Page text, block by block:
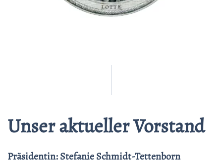
Unser aktueller Vorstand
Präsidentin: Stefanie Schmidt-Tettenborn